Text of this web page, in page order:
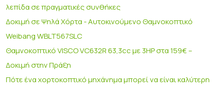
λεπίδα σε πραγματικές συνθήκες
Δοκιμή σε Ψηλά Χόρτα - Αυτοκινούμενο Θαμνοκοπτικό
Weibang WBLT567SLC
Θαμνοκοπτικό VISCO VC632R 63,3cc με 3HP στα 159€ –
Δοκιμή στην Πράξη
Πότε ένα χορτοκοπτικό μηχάνημα μπορεί να είναι καλύτερη